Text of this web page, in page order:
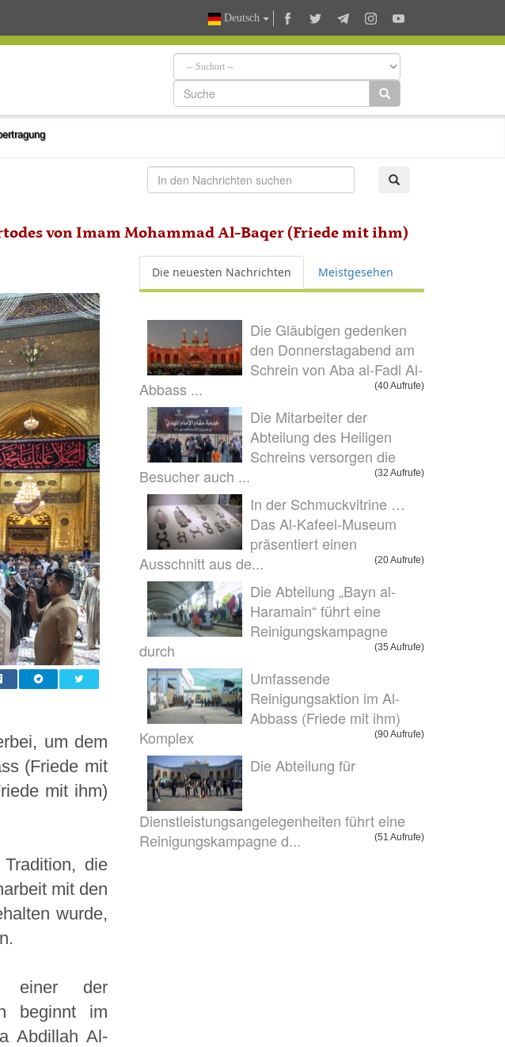
Deutsch
von Imam Mohammad Al-Baqer (Friede mit ihm)
um dem
(Friede mit
mit ihm)
die
mit den
wurde,
einer der
beginnt im
Abdillah Al-
Die neuesten Nachrichten Meistgesehen
Die Gläubigen gedenken
den Donnerstagabend am
Schrein von Aba al-Fadl Al-
Abbass ...
(40 Aufrufe)
Die Mitarbeiter der
Abteilung des Heiligen
Schreins versorgen die
Besucher auch ...
(32 Aufrufe)
In der Schmuckvitrine …
Das Al-Kafeel-Museum
präsentiert einen
Ausschnitt aus de...
(20 Aufrufe)
Die Abteilung „Bayn al-
Haramain“ führt eine
Reinigungskampagne
durch
(35 Aufrufe)
Umfassende
Reinigungsaktion im Al-
Abbass (Friede mit ihm)
Komplex
(90 Aufrufe)
Die Abteilung für
Dienstleistungsangelegenheiten führt eine
Reinigungskampagne d...
(51 Aufrufe)